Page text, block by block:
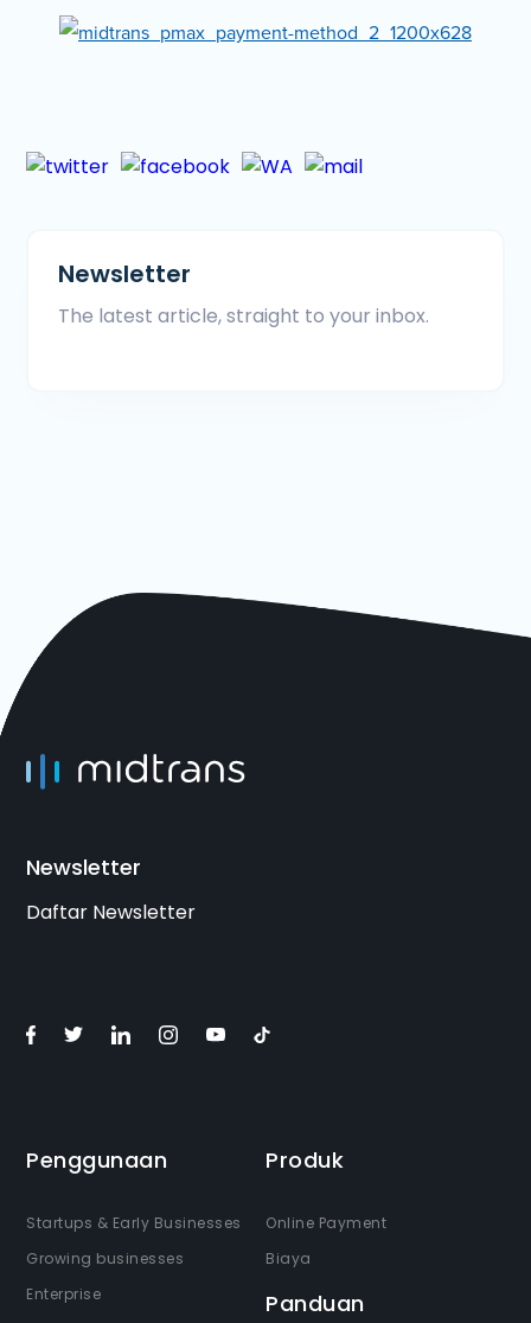
Newsletter
The latest article, straight to your inbox.
Newsletter
Daftar Newsletter
Penggunaan
Startups & Early Businesses
Growing businesses
Enterprise
Produk
Online Payment
Biaya
Panduan